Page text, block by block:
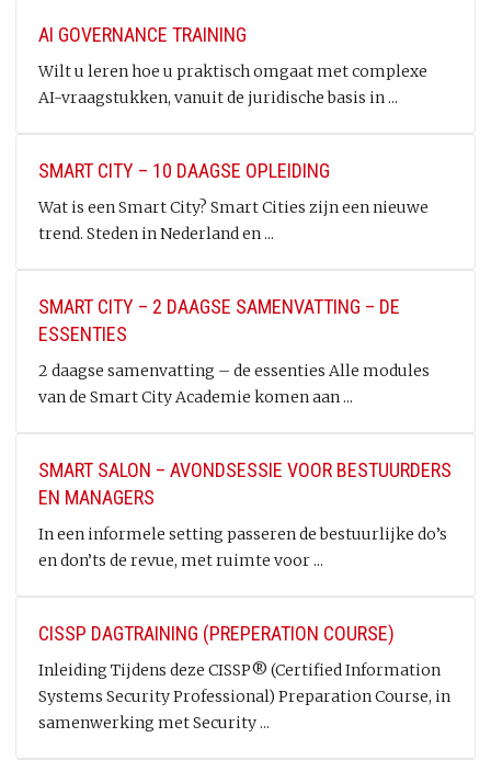
AI GOVERNANCE TRAINING
Wilt u leren hoe u praktisch omgaat met complexe
AI-vraagstukken, vanuit de juridische basis in ...
SMART CITY – 10 DAAGSE OPLEIDING
Wat is een Smart City? Smart Cities zijn een nieuwe
trend. Steden in Nederland en ...
SMART CITY – 2 DAAGSE SAMENVATTING – DE
ESSENTIES
2 daagse samenvatting – de essenties Alle modules
van de Smart City Academie komen aan ...
SMART SALON – AVONDSESSIE VOOR BESTUURDERS
EN MANAGERS
In een informele setting passeren de bestuurlijke do’s
en don’ts de revue, met ruimte voor ...
CISSP DAGTRAINING (PREPERATION COURSE)
Inleiding Tijdens deze CISSP® (Certified Information
Systems Security Professional) Preparation Course, in
samenwerking met Security ...